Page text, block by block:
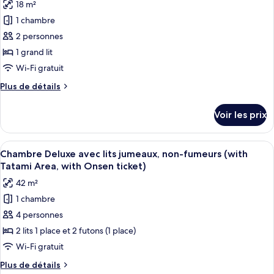
In
after
18:00)
non-
fumeurs
(Moderate,
Check
In
18:00)
photos
pour
ce
type
de
chambre :
Chambre,
grand
lit,
non-
fumeurs
(Moderate
Queen,
with
Onsen
ticket)
18 m²
1 chambre
2 personnes
1 grand lit
Wi-Fi gratuit
Plus de détails
Plus
le
type
de
chambre
grand
lit,
non-
fumeurs
Queen,
with
Voir les prix
Afficher
toutes
les
photos
pour
ce
type
de
chambre :
Une chambre d’hôtel avec deux lits,
4
Chambre Deluxe avec lits jumeaux, non-fumeurs (with
Tatami Area, with Onsen ticket)
42 m²
1 chambre
4 personnes
2 lits 1 place et 2 futons (1 place)
Wi-Fi gratuit
Plus de détails
Plus